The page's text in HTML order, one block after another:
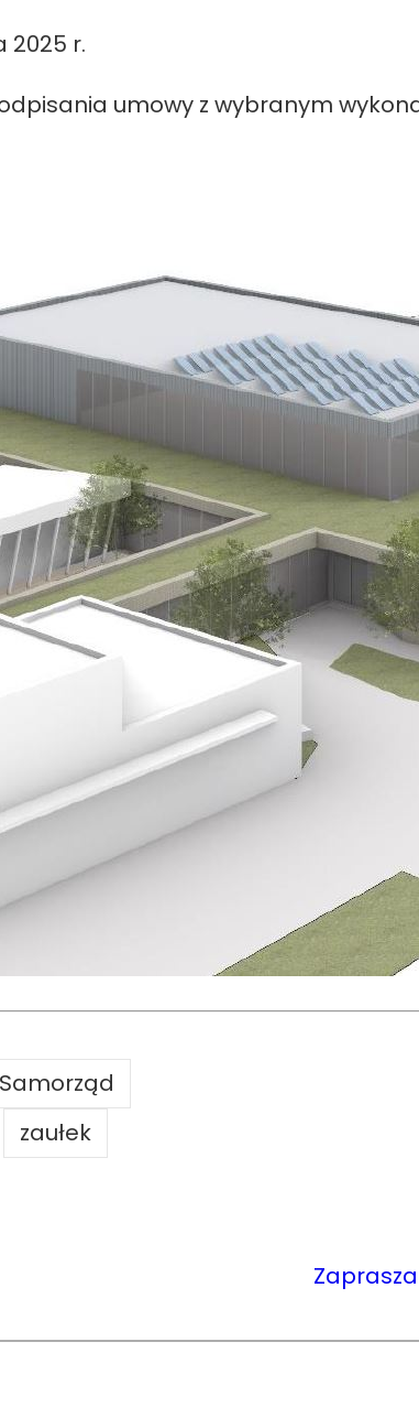
2025 r.
umowy z wybranym
Samorząd
zaułek